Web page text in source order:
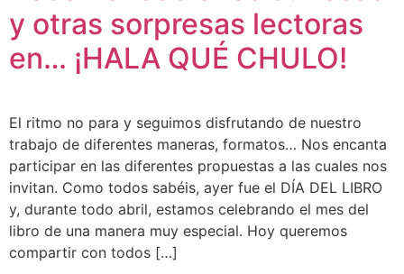
y otras sorpresas lectoras
en… ¡HALA QUÉ CHULO!
El ritmo no para y seguimos disfrutando de nuestro
trabajo de diferentes maneras, formatos… Nos encanta
participar en las diferentes propuestas a las cuales nos
invitan. Como todos sabéis, ayer fue el DÍA DEL LIBRO
y, durante todo abril, estamos celebrando el mes del
libro de una manera muy especial. Hoy queremos
compartir con todos […]